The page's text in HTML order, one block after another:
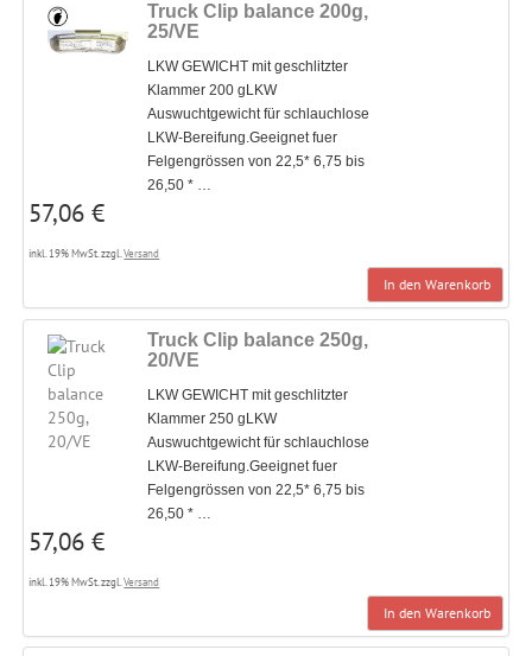
Truck Clip balance 200g,
25/VE
LKW GEWICHT mit geschlitzter
Klammer 200 gLKW
Auswuchtgewicht für schlauchlose
LKW-Bereifung.Geeignet fuer
Felgengrössen von 22,5* 6,75 bis
26,50 * …
57,06 €
inkl. 19% MwSt. zzgl.Versand
In den Warenkorb
Truck Clip balance 250g,
20/VE
LKW GEWICHT mit geschlitzter
Klammer 250 gLKW
Auswuchtgewicht für schlauchlose
LKW-Bereifung.Geeignet fuer
Felgengrössen von 22,5* 6,75 bis
26,50 * …
57,06 €
inkl. 19% MwSt. zzgl.Versand
In den Warenkorb